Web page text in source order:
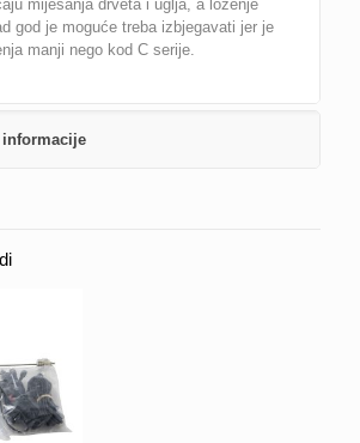
miješanja drveta i uglja, a loženje
god je moguće treba izbjegavati jer je
manji nego kod C serije.
informacije